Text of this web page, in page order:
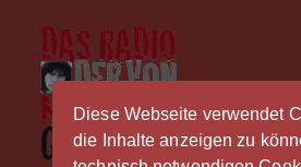
Diese Webseite verwendet
die Inhalte anzeigen zu